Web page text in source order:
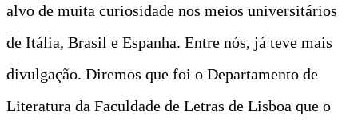
alvo de muita curiosidade nos meios universitários
de Itália, Brasil e Espanha. Entre nós, já teve mais
divulgação. Diremos que foi o Departamento de
Literatura da Faculdade de Letras de Lisboa que o